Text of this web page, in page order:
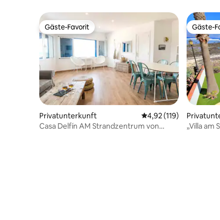
Gäste-Favorit
Gäste-Favorit
Privatunterkunft Durchschnittliche
4,92 (119)
Casa Delfín AM Strandzentrum von
Gäste-
Gäste-
„Villa am